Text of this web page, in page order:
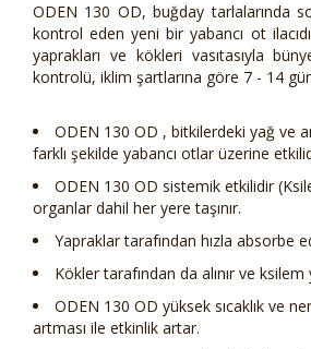
ODEN 130 OD, buğday tarlalarında
kontrol eden yeni bir yabancı ot
yaprakları ve kökleri vasıtasıyla
kontrolü, iklim şartlarına göre 7 - 14
ODEN 130 OD , bitkilerdeki yağ ve
farklı şekilde yabancı otlar üzerine
ODEN 130 OD sistemik etkilidir
organlar dahil her yere taşınır.
Yapraklar tarafından hızla absorbe
Kökler tarafından da alınır ve
ODEN 130 OD yüksek sıcaklık ve
artması ile etkinlik artar.